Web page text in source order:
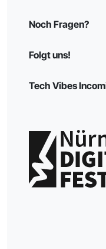
Noch Fragen?
Folgt uns!
Tech Vibes